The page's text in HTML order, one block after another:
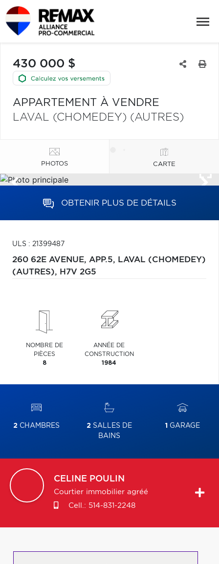
430 000 $
APPARTEMENT À VENDRE
LAVAL (CHOMEDEY) (AUTRES)
PHOTOS CARTE
OBTENIR PLUS DE DÉTAILS
ULS : 21399487
260 62E AVENUE, APP.5, LAVAL (CHOMEDEY)
(AUTRES), H7V 2G5
NOMBRE DE
PIÈCES
8
ANNÉE DE
CONSTRUCTION
1984
2 CHAMBRES 2 SALLES DE
BAINS
1 GARAGE
CELINE POULIN
Courtier immobilier agréé
Cell.: 514-831-2248